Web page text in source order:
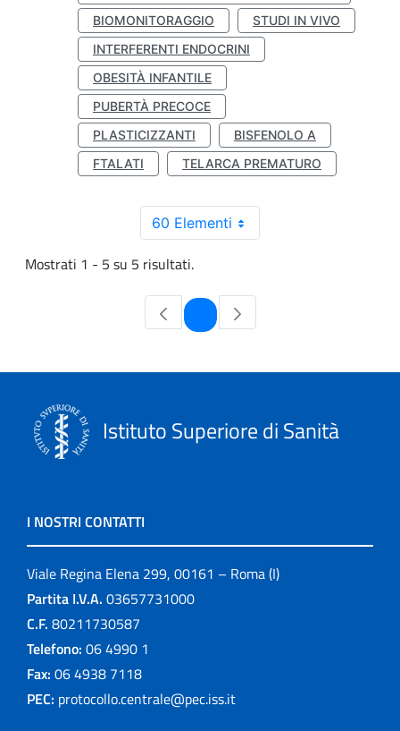
BIOMONITORAGGIO
STUDI IN VIVO
INTERFERENTI ENDOCRINI
OBESITÀ INFANTILE
PUBERTÀ PRECOCE
PLASTICIZZANTI
BISFENOLO A
FTALATI
TELARCA PREMATURO
60 Elementi
Mostrati 1 - 5 su 5 risultati.
Pagina
Istituto Superiore di Sanità
I NOSTRI CONTATTI
Viale Regina Elena 299, 00161 – Roma (I)
Partita I.V.A. 03657731000
C.F. 80211730587
Telefono: 06 4990 1
Fax: 06 4938 7118
PEC: protocollo.centrale@pec.iss.it